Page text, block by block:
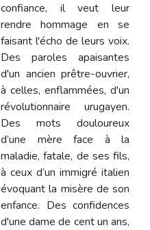
confiance, il veut leur
rendre hommage en se
faisant l'écho de leurs voix.
Des paroles apaisantes
d'un ancien prêtre-ouvrier,
à celles, enflammées, d'un
révolutionnaire urugayen.
Des mots douloureux
d’une mère face à la
maladie, fatale, de ses fils,
à ceux d’un immigré italien
évoquant la misère de son
enfance. Des confidences
d'une dame de cent un ans,